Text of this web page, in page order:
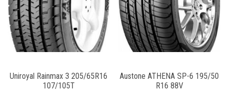
Uniroyal Rainmax 3 205/65R16
107/105T
Austone ATHENA SP-6 195/50
R16 88V